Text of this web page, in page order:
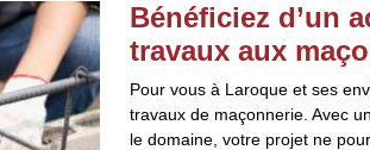
Bénéficiez d’un
travaux aux
Pour vous à Laroque et ses
travaux de maçonnerie. Avec
le domaine, votre projet ne